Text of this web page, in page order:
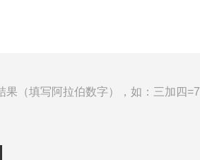
果（填写阿拉伯数字），如：三加四=7